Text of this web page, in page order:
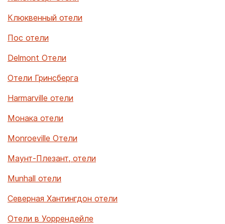
Клюквенный отели
Пос отели
Delmont Отели
Отели Гринсберга
Harmarville отели
Монака отели
Monroeville Отели
Маунт-Плезант, отели
Munhall отели
Северная Хантингдон отели
Отели в Уоррендейле